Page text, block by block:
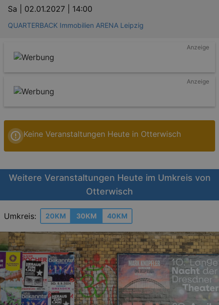
Sa | 02.01.2027 | 14:00
QUARTERBACK Immobilien ARENA Leipzig
Anzeige
Anzeige
Keine Veranstaltungen Heute in Otterwisch
Weitere Veranstaltungen Heute im Umkreis von
Otterwisch
Umkreis: 20KM 30KM 40KM